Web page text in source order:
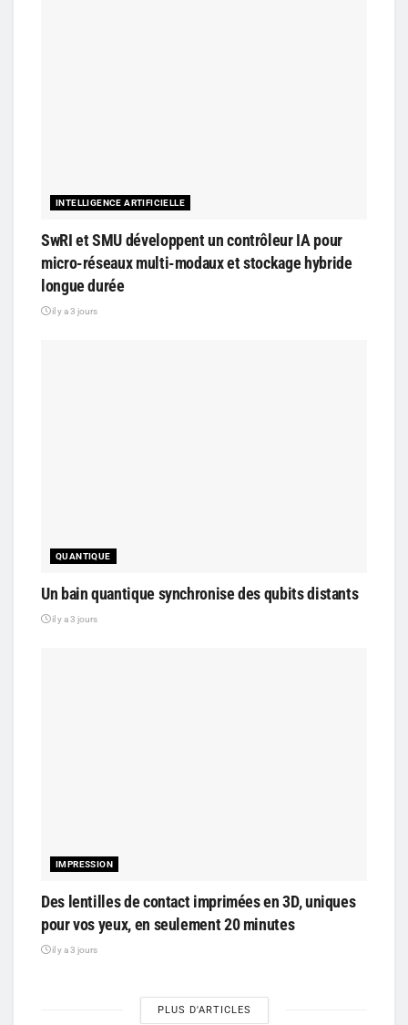
INTELLIGENCE ARTIFICIELLE
SwRI et SMU développent un contrôleur IA pour
micro-réseaux multi-modaux et stockage hybride
longue durée
il y a 3 jours
QUANTIQUE
Un bain quantique synchronise des qubits distants
il y a 3 jours
IMPRESSION
Des lentilles de contact imprimées en 3D, uniques
pour vos yeux, en seulement 20 minutes
il y a 3 jours
PLUS D'ARTICLES